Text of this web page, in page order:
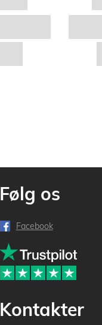
Følg os
Facebook
Kontakter